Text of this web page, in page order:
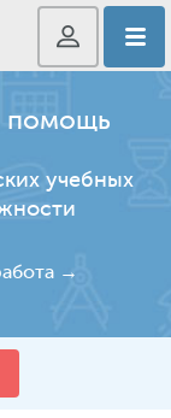
помощь
учебных
→